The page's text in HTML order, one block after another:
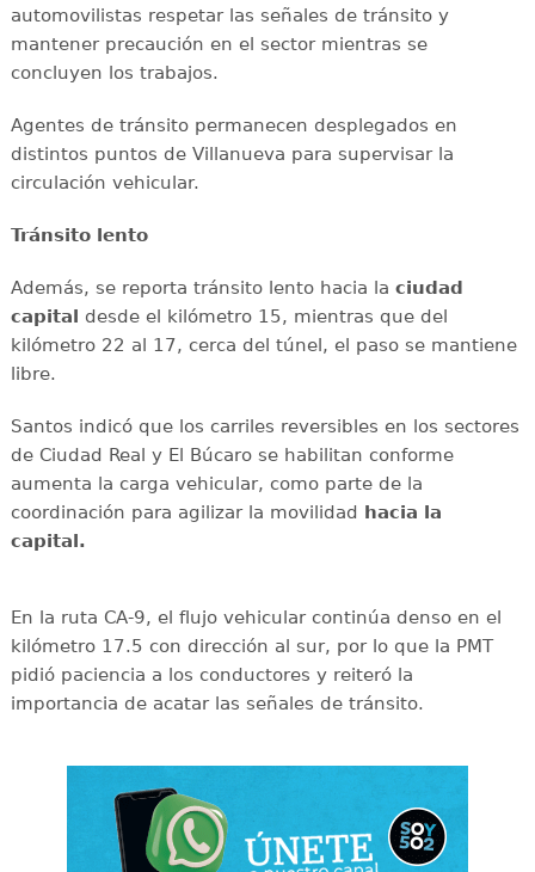
automovilistas respetar las señales de tránsito y
mantener precaución en el sector mientras se
concluyen los trabajos.
Agentes de tránsito permanecen desplegados en
distintos puntos de Villanueva para supervisar la
circulación vehicular.
Tránsito lento
Además, se reporta tránsito lento hacia la ciudad
capital desde el kilómetro 15, mientras que del
kilómetro 22 al 17, cerca del túnel, el paso se mantiene
libre.
Santos indicó que los carriles reversibles en los sectores
de Ciudad Real y El Búcaro se habilitan conforme
aumenta la carga vehicular, como parte de la
coordinación para agilizar la movilidad hacia la
capital.
En la ruta CA-9, el flujo vehicular continúa denso en el
kilómetro 17.5 con dirección al sur, por lo que la PMT
pidió paciencia a los conductores y reiteró la
importancia de acatar las señales de tránsito.